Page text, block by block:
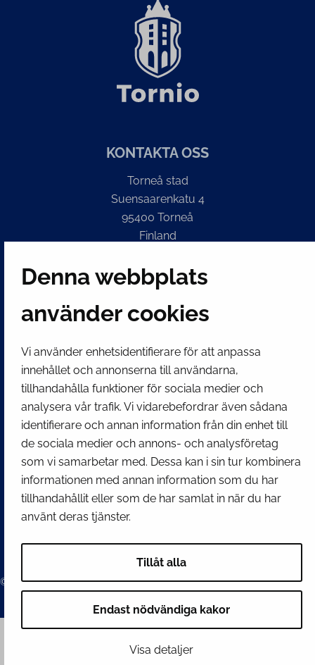
Denna webbplats
använder cookies
Vi använder enhetsidentifierare för att anpassa
innehållet och annonserna till användarna,
tillhandahålla funktioner för sociala medier och
analysera vår trafik. Vi vidarebefordrar även sådana
identifierare och annan information från din enhet till
de sociala medier och annons- och analysföretag
som vi samarbetar med. Dessa kan i sin tur kombinera
informationen med annan information som du har
tillhandahållit eller som de har samlat in när du har
använt deras tjänster.
Tillåt alla
Endast nödvändiga kakor
Visa detaljer
KONTAKTA OSS
Torneå stad
Suensaarenkatu 4
95400 Torneå
Finland
Växel
(kl 8 – 16) + 358 16 432 11
E-post
kirjaamo@tornio.fi
SNABBLÄNKAR
Visa mina inställningar för kakor
SOCIALA MEDIER
Facebook InstagramSpotify LinkedIn YouTube
© 2026 Tornion kaupunki